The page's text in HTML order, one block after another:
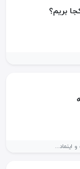
بریم؟
اینماد...